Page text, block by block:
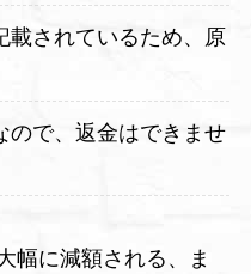
載されているため、原
ので、返金はできませ
幅に減額される、ま